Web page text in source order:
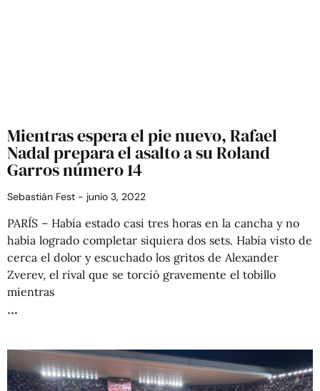
Mientras espera el pie nuevo, Rafael
Nadal prepara el asalto a su Roland
Garros número 14
Sebastián Fest junio 3, 2022
PARÍS – Había estado casi tres horas en la cancha y no
había logrado completar siquiera dos sets. Había visto de
cerca el dolor y escuchado los gritos de Alexander
Zverev, el rival que se torció gravemente el tobillo
mientras